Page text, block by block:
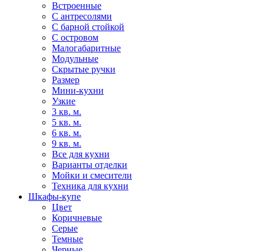
Встроенные
С антресолями
С барной стойкой
С островом
Малогабаритные
Модульные
Скрытые ручки
Размер
Мини-кухни
Узкие
3 кв. м.
5 кв. м.
6 кв. м.
9 кв. м.
Все для кухни
Варианты отделки
Мойки и смесители
Техника для кухни
Шкафы-купе
Цвет
Коричневые
Серые
Темные